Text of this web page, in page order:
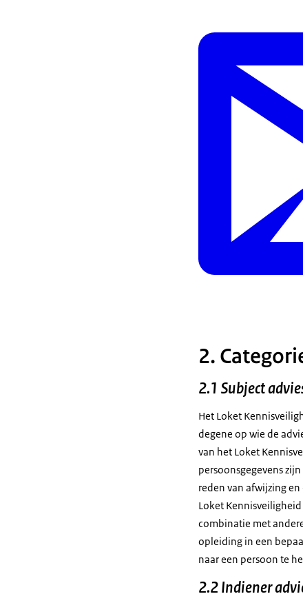
2.
2.1 Subject
Het Loket
degene op wie de
van het Loket
persoonsgegevens
reden van afwijzing
Loket
combinatie met
opleiding in een
naar een persoon te
2.2 Indiener